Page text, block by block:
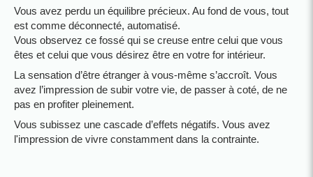
Vous avez perdu un équilibre précieux. Au fond de vous, tout
est comme déconnecté, automatisé.
Vous observez ce fossé qui se creuse entre celui que vous
êtes et celui que vous désirez être en votre for intérieur.
La sensation d’être étranger à vous-même s’accroît. Vous
avez l’impression de subir votre vie, de passer à coté, de ne
pas en profiter pleinement.
Vous subissez une cascade d’effets négatifs. Vous avez
l'impression de vivre constamment dans la contrainte.